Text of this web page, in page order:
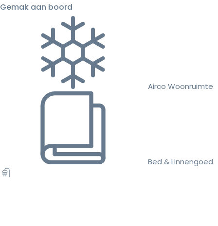
Gemak aan boord
Airco Woonruimte
Bed & Linnengoed